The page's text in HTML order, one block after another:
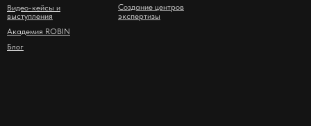
Видео-кейсы и
выступления
Блог
Академия ROBIN
Создание центров
экспертизы